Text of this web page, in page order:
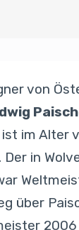
von
ist im Alter
in
über
2006